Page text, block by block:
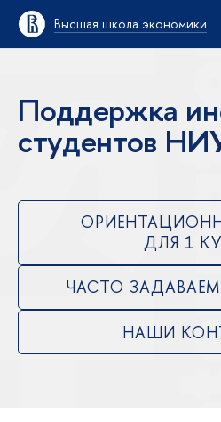
Высшая школа экономики
Поддержка
студентов
ДЛЯ 1
ЧАСТО
НАШИ